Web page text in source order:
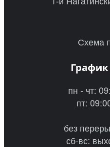
Схема
пн - чт:
пт:
без
сб-вс: